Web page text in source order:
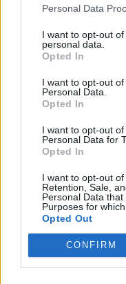
Personal Data
I want to opt-out
personal data.
Opted In
I want to opt-out
Personal Data.
Opted In
I want to opt-out
Personal Data for
Opted In
I want to opt-out of
Retention, Sale,
Personal Data
Purposes for
Opted Out
CONFIRM
🪐🚀
Psicodelia y